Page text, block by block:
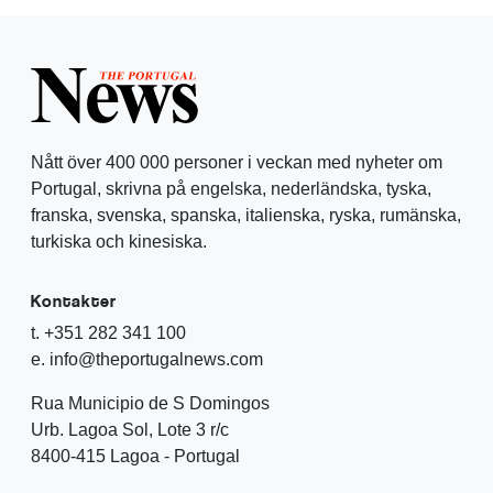
Nått över 400 000 personer i veckan med nyheter om
Portugal, skrivna på engelska, nederländska, tyska,
franska, svenska, spanska, italienska, ryska, rumänska,
turkiska och kinesiska.
Kontakter
t. +351 282 341 100
e. info@theportugalnews.com
Rua Municipio de S Domingos
Urb. Lagoa Sol, Lote 3 r/c
8400-415 Lagoa - Portugal